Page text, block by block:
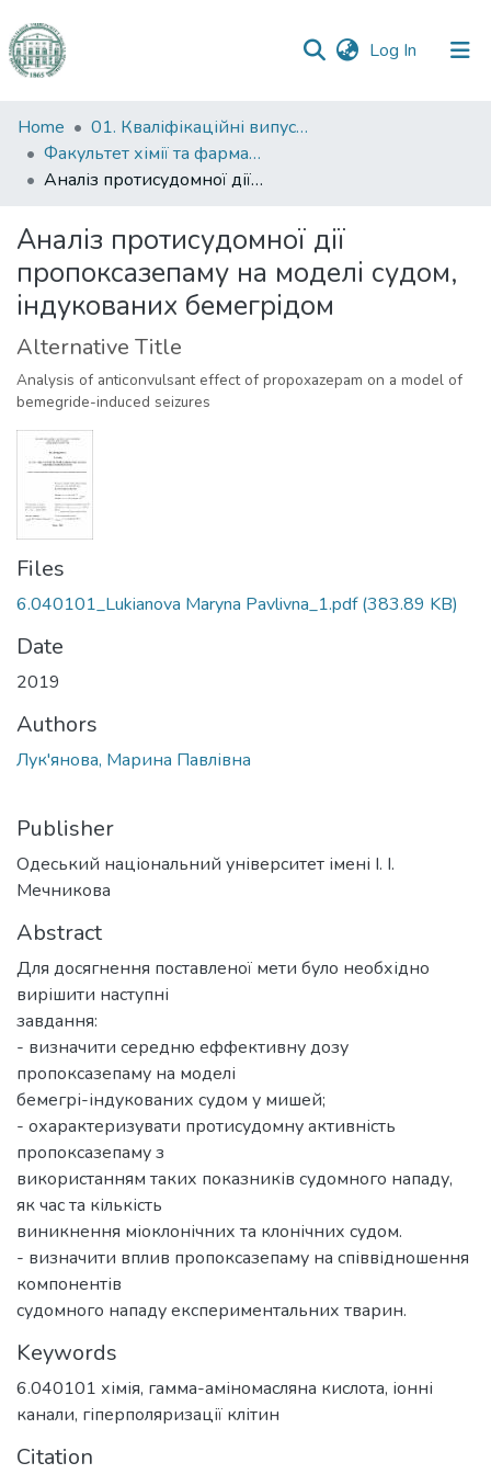
Log In (current)
Communities
&
Collections
Statistics
Home
01. Кваліфікаційні випускні роботи здобувачів вищої освіти
Факультет хімії та фармації
Аналіз протисудомної дії пропоксазепаму на моделі судом, індукованих бемегрідом
Аналіз протисудомної дії
пропоксазепаму на моделі судом,
індукованих бемегрідом
Alternative Title
Analysis of anticonvulsant effect of propoxazepam on a model of
bemegride-induced seizures
Files
6.040101_Lukianova Maryna Pavlivna_1.pdf(383.89 KB)
Date
2019
Authors
Лук'янова, Марина Павлівна
Publisher
Одеський національний університет імені І. І.
Мечникова
Abstract
Для досягнення поставленої мети було необхідно
вирішити наступні
завдання:
- визначити середню еффективну дозу
пропоксазепаму на моделі
бемегрі-індукованих судом у мишей;
- охарактеризувати протисудомну активність
пропоксазепаму з
використанням таких показників судомного нападу,
як час та кількість
виникнення міоклонічних та клонічних судом.
- визначити вплив пропоксазепаму на співвідношення
компонентів
судомного нападу експериментальних тварин.
Keywords
6.040101 хімія, гамма-аміномасляна кислота, іонні
канали, гіперполяризації клітин
Citation